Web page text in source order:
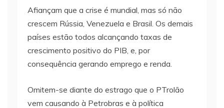
Afiançam que a crise é mundial, mas só não
crescem Rússia, Venezuela e Brasil. Os demais
países estão todos alcançando taxas de
crescimento positivo do PIB, e, por
consequência gerando emprego e renda.
Omitem-se diante do estrago que o PTrolão
vem causando à Petrobras e à política